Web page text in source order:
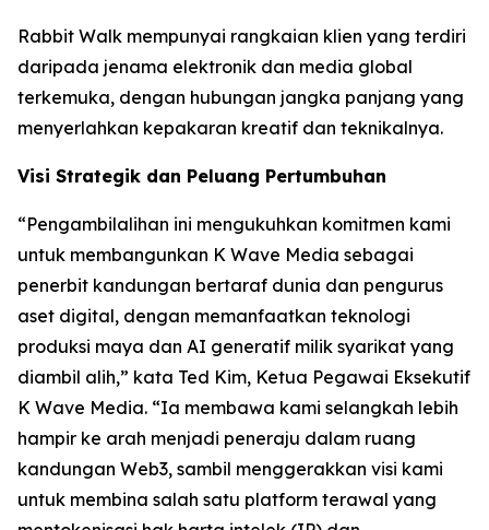
Rabbit Walk mempunyai rangkaian klien yang terdiri
daripada jenama elektronik dan media global
terkemuka, dengan hubungan jangka panjang yang
menyerlahkan kepakaran kreatif dan teknikalnya.
Visi Strategik dan Peluang Pertumbuhan
“Pengambilalihan ini mengukuhkan komitmen kami
untuk membangunkan K Wave Media sebagai
penerbit kandungan bertaraf dunia dan pengurus
aset digital, dengan memanfaatkan teknologi
produksi maya dan AI generatif milik syarikat yang
diambil alih,” kata Ted Kim, Ketua Pegawai Eksekutif
K Wave Media. “Ia membawa kami selangkah lebih
hampir ke arah menjadi peneraju dalam ruang
kandungan Web3, sambil menggerakkan visi kami
untuk membina salah satu platform terawal yang